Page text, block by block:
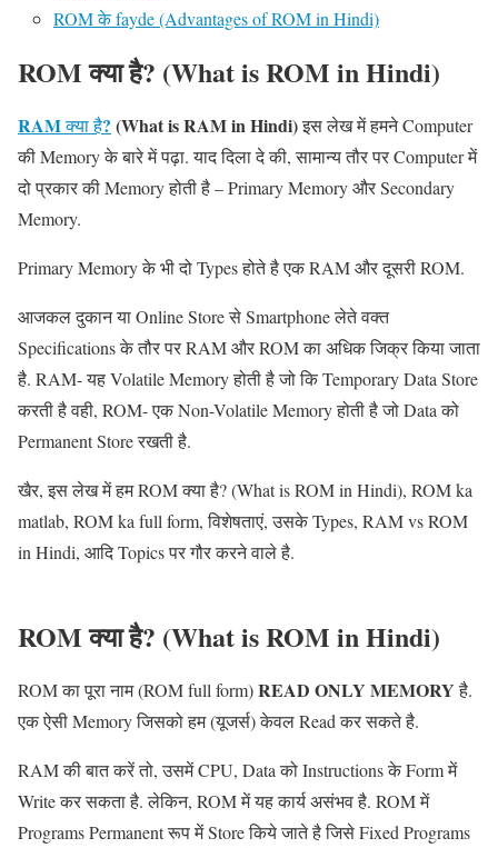
ROM के fayde (Advantages of ROM in Hindi)
ROM क्या है? (What is ROM in Hindi)
RAMक्या है? (What is RAM in Hindi)इस लेख में हमने Computer
की Memory के बारे में पढ़ा. याद दिला दे की, सामान्य तौर पर Computer में
दो प्रकार की Memory होती है – Primary Memory और Secondary
Memory.
Primary Memory के भी दो Types होते है एक RAM और दूसरी ROM.
आजकल दुकान या Online Store से Smartphone लेते वक्त
Specifications के तौर पर RAM और ROM का अधिक जिक्र किया जाता
है. RAM- यह Volatile Memory होती है जो कि Temporary Data Store
करती है वही, ROM- एक Non-Volatile Memory होती है जो Data को
Permanent Store रखती है.
खैर, इस लेख में हम ROM क्या है? (What is ROM in Hindi), ROM ka
matlab, ROM ka full form, विशेषताएं, उसके Types, RAM vs ROM
in Hindi, आदि Topics पर गौर करने वाले है.
ROMक्या है? (What is ROM in Hindi)
ROM का पूरा नाम (ROM full form)READ ONLY MEMORYहै.
एक ऐसी Memory जिसको हम (यूजर्स) केवल Read कर सकते है.
RAM की बात करें तो, उसमें CPU, Data को Instructions के Form में
Write कर सकता है. लेकिन, ROM में यह कार्य असंभव है. ROM में
Programs Permanent रूप में Store किये जाते है जिसे Fixed Programs